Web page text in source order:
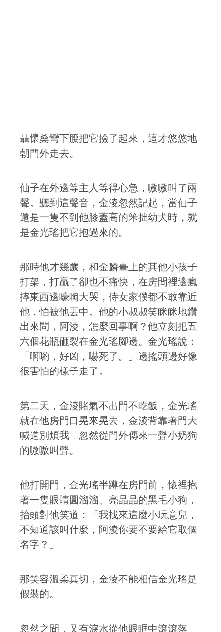
聶懷桑彎下腰把它撿了起來，這才悠悠地
朝門外走去。
仙子在外邊等主人等得心急，嗷嗷叫了兩
聲。聽到這聲音，金淩忽然記起，當仙子
還是一隻不到他膝蓋高的笨拙幼犬時，就
是金光瑤把它抱過來的。
那時他才幾歲，和金麟臺上的其他小孩子
打架，打贏了卻也不痛快，在房間裡邊瘋
摔東西邊嚎啕大哭，侍女家僕都不敢靠近
他，怕被他丟中。他的小叔叔笑眯眯地鑽
出來問，阿淩，怎麼回事啊？他立刻把五
六個花瓶砸裂在金光瑤腳邊。金光瑤說：
「啊喲，好凶，嚇死了。」邊搖頭邊好像
很害怕的樣子走了。
第二天，金淩賭氣不出門不吃飯，金光瑤
就在他房門口晃來晃去，金淩背靠著門大
喊道別煩我，忽然從門外傳來一聲小奶狗
的嗷嗷叫聲。
他打開門，金光瑤半蹲在房門前，懷裡抱
著一隻眼睛圓溜溜、亮晶晶的黑毛小狗，
抬頭對他笑道：「我找來這麼小玩意兒，
不知道該叫什麼，阿淩你要不要給它取個
名字？」
那笑容溫柔真切，金淩不能相信金光瑤是
假裝的。
忽然之間，又有淚水從他眼眶中滾滾落